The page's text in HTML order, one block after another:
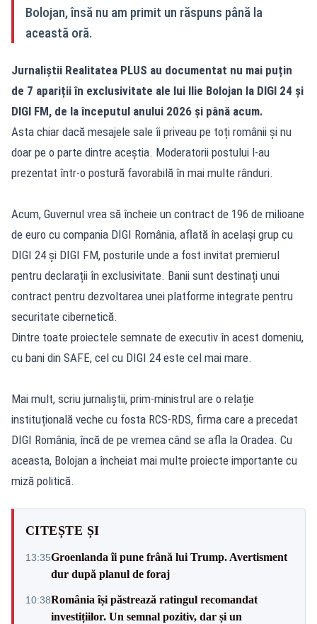
Bolojan, însă nu am primit un răspuns până la
această oră.
Jurnaliștii Realitatea PLUS au documentat nu mai puțin
de 7 apariții în exclusivitate ale lui Ilie Bolojan la DIGI 24 și
DIGI FM, de la începutul anului 2026 și până acum.
Asta chiar dacă mesajele sale îi priveau pe toți românii și nu
doar pe o parte dintre aceștia. Moderatorii postului l-au
prezentat într-o postură favorabilă în mai multe rânduri.
Acum, Guvernul vrea să încheie un contract de 196 de milioane
de euro cu compania DIGI România, aflată în același grup cu
DIGI 24 și DIGI FM, posturile unde a fost invitat premierul
pentru declarații în exclusivitate. Banii sunt destinați unui
contract pentru dezvoltarea unei platforme integrate pentru
securitate cibernetică.
Dintre toate proiectele semnate de executiv în acest domeniu,
cu bani din SAFE, cel cu DIGI 24 este cel mai mare.
Mai mult, scriu jurnaliștii, prim-ministrul are o relație
instituțională veche cu fosta RCS-RDS, firma care a precedat
DIGI România, încă de pe vremea când se afla la Oradea. Cu
aceasta, Bolojan a încheiat mai multe proiecte importante cu
miză politică.
CITEȘTE ȘI
13:35Groenlanda îi pune frână lui Trump. Avertisment
dur după planul de foraj
10:38România își păstrează ratingul recomandat
investițiilor. Un semnal pozitiv, dar și un